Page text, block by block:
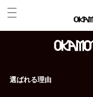
選ばれる理由